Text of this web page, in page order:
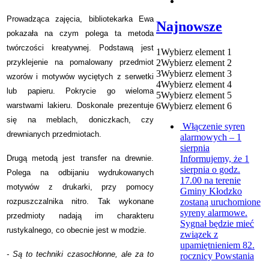
Prowadząca zajęcia, bibliotekarka Ewa
pokazała na czym polega ta metoda
twórczości kreatywnej. Podstawą jest
przyklejenie na pomalowany przedmiot
wzorów i motywów wyciętych z serwetki
lub papieru. Pokrycie go wieloma
warstwami lakieru. Doskonale prezentuje
się na meblach, doniczkach, czy
drewnianych przedmiotach.
Drugą metodą jest transfer na drewnie.
Polega na odbijaniu wydrukowanych
motywów z drukarki, przy pomocy
rozpuszczalnika nitro. Tak wykonane
przedmioty nadają im charakteru
rustykalnego, co obecnie jest w modzie.
- Są to techniki czasochłonne, ale za to
Najnowsze
1Wybierz element 1
2Wybierz element 2
3Wybierz element 3
4Wybierz element 4
5Wybierz element 5
6Wybierz element 6
Włączenie syren
alarmowych – 1
sierpnia
Informujemy, że 1
sierpnia o godz.
17.00 na terenie
Gminy Kłodzko
zostaną uruchomione
syreny alarmowe.
Sygnał będzie mieć
związek z
upamiętnieniem 82.
rocznicy Powstania